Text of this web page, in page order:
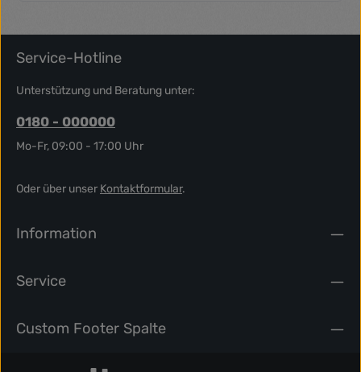
gubergren, no sea takimata sanctus est Lorem ipsum dolor
Service-Hotline
Unterstützung und Beratung unter:
0180 - 000000
Mo-Fr, 09:00 - 17:00 Uhr
Oder über unser Kontaktformular.
Information
Service
Custom Footer Spalte